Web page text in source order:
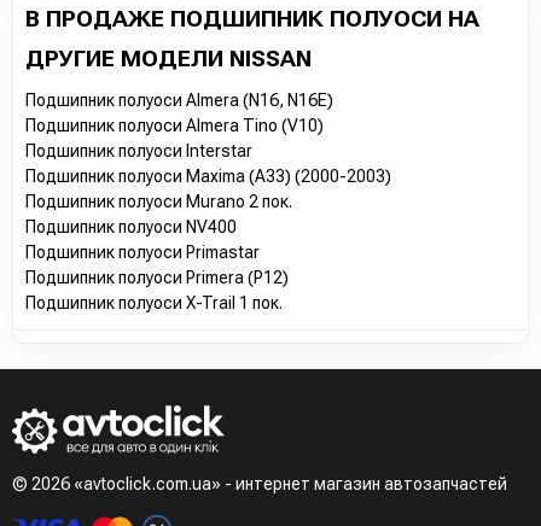
В ПРОДАЖЕ ПОДШИПНИК ПОЛУОСИ НА
ДРУГИЕ МОДЕЛИ NISSAN
Подшипник полуоси Almera (N16, N16E)
Подшипник полуоси Almera Tino (V10)
Подшипник полуоси Interstar
Подшипник полуоси Maxima (A33) (2000-2003)
Подшипник полуоси Murano 2 пок.
Подшипник полуоси NV400
Подшипник полуоси Primastar
Подшипник полуоси Primera (P12)
Подшипник полуоси X-Trail 1 пок.
© 2026 «avtoclick.com.ua» - интернет магазин автозапчастей